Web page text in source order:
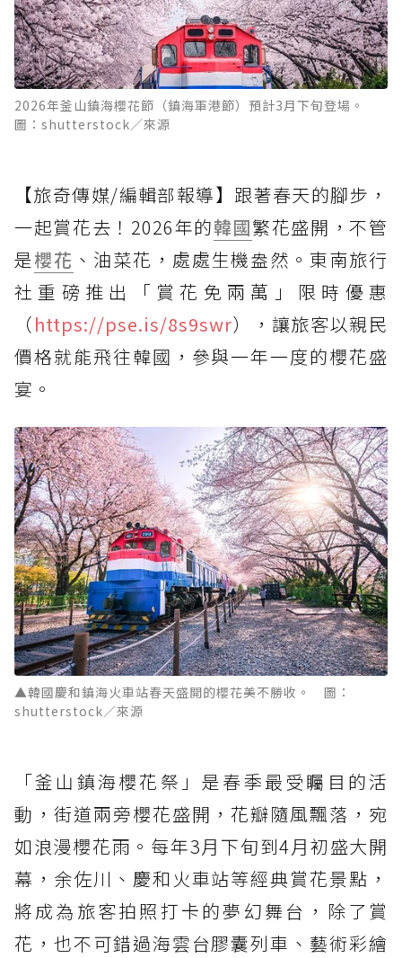
2026年釜山鎮海櫻花節（鎮海軍港節）預計3月下旬登場。
圖：shutterstock／來源
【旅奇傳媒/編輯部報導】跟著春天的腳步，
一起賞花去！2026年的韓國繁花盛開，不管
是櫻花 、油菜花，處處生機盎然。東南旅行
社重磅推出「賞花免兩萬」限時優惠
（https://pse.is/8s9swr），讓旅客以親民
價格就能飛往韓國，參與一年一度的櫻花盛
宴。
▲韓國慶和鎮海火車站春天盛開的櫻花美不勝收。 圖：
shutterstock／來源
「釜山鎮海櫻花祭」是春季最受矚目的活
動，街道兩旁櫻花盛開，花瓣隨風飄落，宛
如浪漫櫻花雨。每年3月下旬到4月初盛大開
幕，余佐川、慶和火車站等經典賞花景點，
將成為旅客拍照打卡的夢幻舞台，除了賞
花，也不可錯過海雲台膠囊列車、藝術彩繪